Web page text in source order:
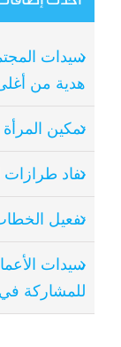
سيدات
هدية من
تمكين
نفاد طرازات لـ «آيفون
تفعيل
سيدات
للمشاركة في